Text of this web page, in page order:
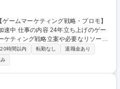
げのゲー
ケティング戦略立案や必要なリソース
トルやマーケ組織を横断した課題解決
マーケ組織のボードメンバーの一員
マーケティング課題の抽出、協議、解
により以下をお任せ。 ◆グローバル
時間以内 転勤なし
退職金あり